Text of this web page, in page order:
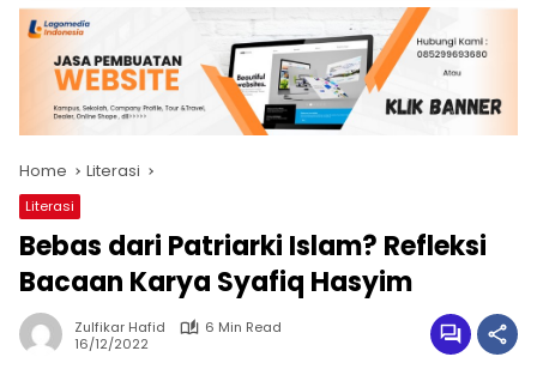
Home Literasi
Literasi
Bebas dari Patriarki Islam? Refleksi
Bacaan Karya Syafiq Hasyim
Zulfikar Hafid
6 Min Read
16/12/2022